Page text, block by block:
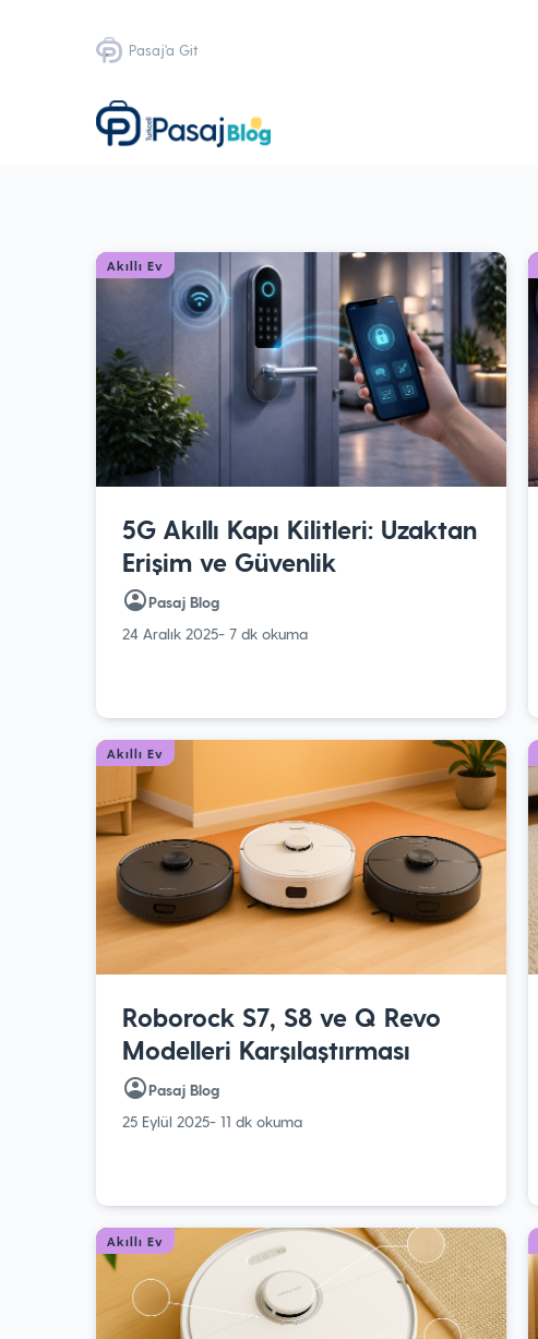
Pasaj'a Git
Akıllı Ev
5G Akıllı Kapı Kilitleri: Uzaktan
Erişim ve Güvenlik
Pasaj Blog
24 Aralık 2025- 7 dk okuma
Akıllı Ev
Roborock S7, S8 ve Q Revo
Modelleri Karşılaştırması
Pasaj Blog
25 Eylül 2025- 11 dk okuma
Akıllı Ev